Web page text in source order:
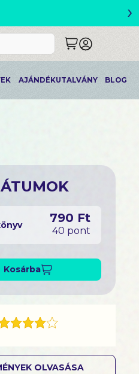
›
AJÁNDÉKUTALVÁNY BLOG
790 Ft
40 pont
Kosárba
OLVASÁSA